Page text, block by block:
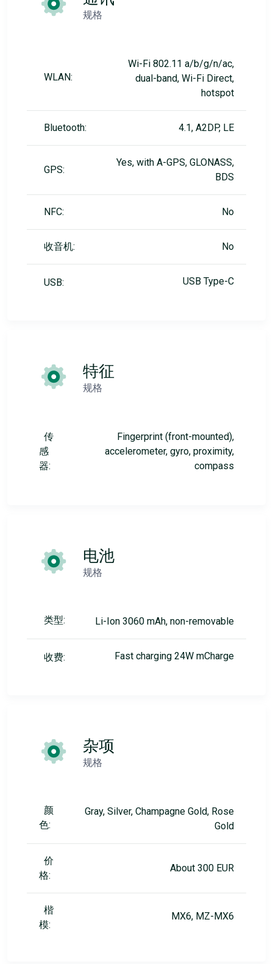
规格
WLAN:
Wi-Fi 802.11 a/b/g/n/ac,
dual-band, Wi-Fi Direct,
hotspot
Bluetooth: 4.1, A2DP, LE
GPS:
Yes, with A-GPS, GLONASS,
BDS
NFC: No
收音机: No
USB: USB Type-C
特征
规格
传
感
器:
Fingerprint (front-mounted),
accelerometer, gyro, proximity,
compass
电池
规格
类型: Li-Ion 3060 mAh, non-removable
收费: Fast charging 24W mCharge
杂项
规格
颜
色:
Gray, Silver, Champagne Gold, Rose
Gold
价
格:
About 300 EUR
楷
模:
MX6, MZ-MX6